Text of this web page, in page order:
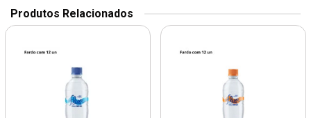
Produtos Relacionados